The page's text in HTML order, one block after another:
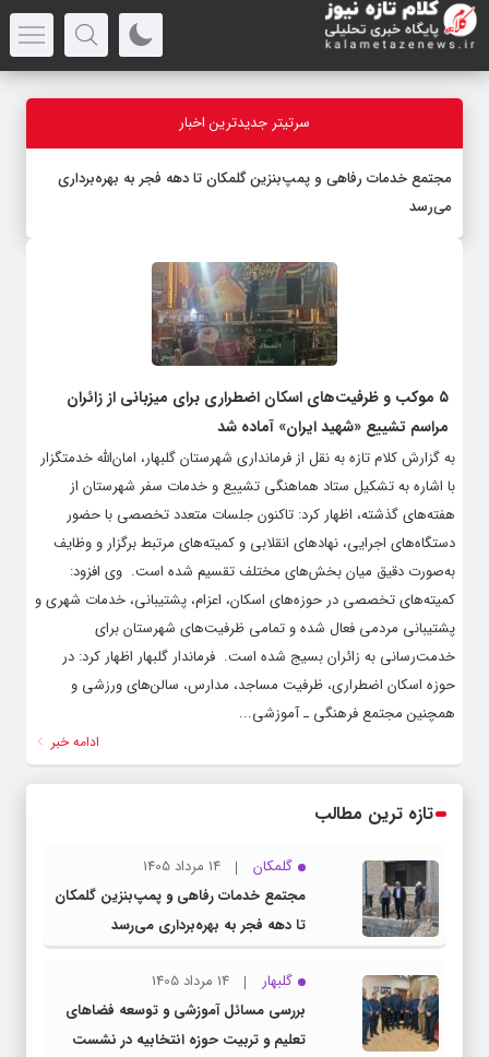
سرتیتر جدیدترین اخبار
مجتمع خدمات رفاهی و پمپ‌بنزین گلمکان تا دهه فجر به بهره‌برداری
می‌رسد
۵ موکب و ظرفیت‌های اسکان اضطراری برای میزبانی از زائران
مراسم تشییع «شهید ایران» آماده شد
به گزارش کلام تازه به نقل از فرمانداری شهرستان گلبهار، امان‌الله خدمتگزار
با اشاره به تشکیل ستاد هماهنگی تشییع و خدمات سفر شهرستان از
هفته‌های گذشته، اظهار کرد: تاکنون جلسات متعدد تخصصی با حضور
دستگاه‌های اجرایی، نهادهای انقلابی و کمیته‌های مرتبط برگزار و وظایف
به‌صورت دقیق میان بخش‌های مختلف تقسیم شده است. ‌ وی افزود:
کمیته‌های تخصصی در حوزه‌های اسکان، اعزام، پشتیبانی، خدمات شهری و
پشتیبانی مردمی فعال شده و تمامی ظرفیت‌های شهرستان برای
خدمت‌رسانی به زائران بسیج شده است. ‌ فرماندار گلبهار اظهار کرد: در
حوزه اسکان اضطراری، ظرفیت مساجد، مدارس، سالن‌های ورزشی و
همچنین مجتمع فرهنگی ـ آموزشی...
ادامه خبر
تازه ترین مطالب
گلمکان
14 مرداد 1405
مجتمع خدمات رفاهی و پمپ‌بنزین گلمکان
تا دهه فجر به بهره‌برداری می‌رسد
گلبهار
14 مرداد 1405
بررسی مسائل آموزشی و توسعه فضاهای
تعلیم و تربیت حوزه انتخابیه در نشست